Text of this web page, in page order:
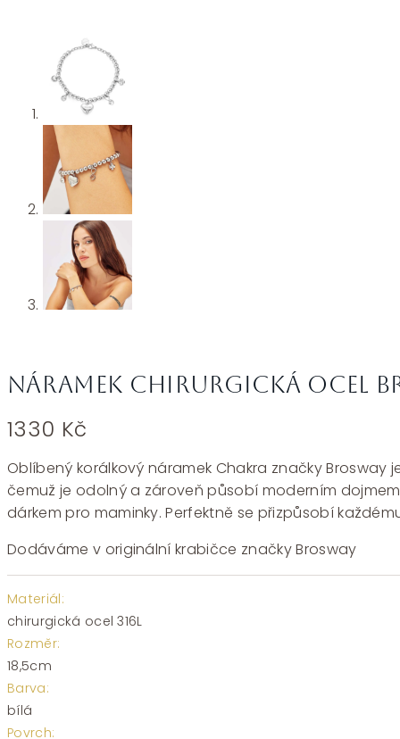
Náramek chirurgická ocel
1330 Kč
Oblíbený korálkový náramek Chakra značky Brosway
čemuž je odolný a zároveň působí moderním
dárkem pro maminky. Perfektně se přizpůsobí
Dodáváme v originální krabičce značky Brosway
Materiál:
chirurgická ocel 316L
Rozměr:
18,5cm
Barva:
bílá
Povrch: